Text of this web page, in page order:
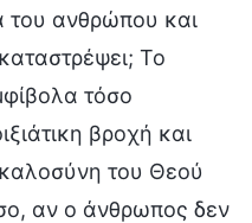
ανθρώπου και
Το
τόσο
βροχή και
του Θεού
αν ο άνθρωπος δεν